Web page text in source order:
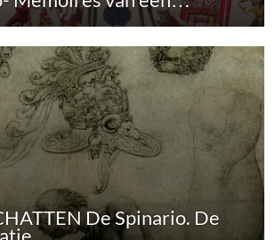
De Spinario. De